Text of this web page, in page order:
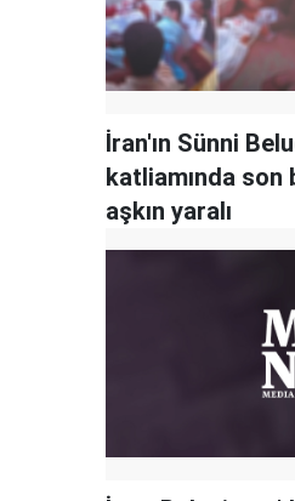
İran'ın Sünni
katliamında son
aşkın yaralı